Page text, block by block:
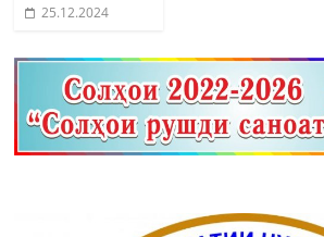
25.12.2024